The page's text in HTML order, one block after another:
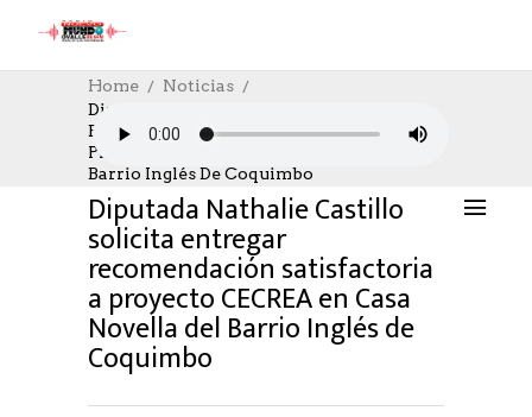
Home
Noticias
Diputada Nathalie Castillo Solicita
Entregar Recomendación Satisfactoria A
Proyecto CECREA En Casa Novella Del
Barrio Inglés De Coquimbo
NOTICIAS 14/05/2025
AUTHOR: HECTOR
0LIKES
Diputada Nathalie Castillo
solicita entregar
recomendación satisfactoria
a proyecto CECREA en Casa
Novella del Barrio Inglés de
Coquimbo